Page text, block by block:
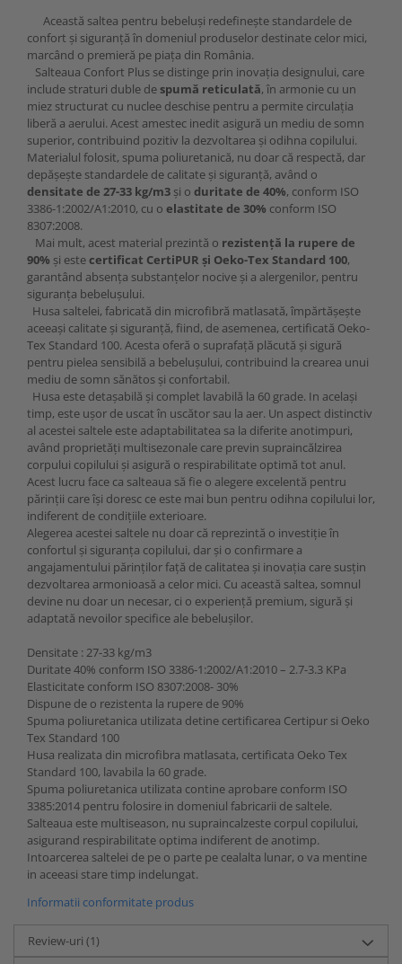
Această saltea pentru bebeluși redefinește standardele de
confort și siguranță în domeniul produselor destinate celor mici,
marcând o premieră pe piața din România.
Salteaua Confort Plus se distinge prin inovația designului, care
include straturi duble despumă reticulată, în armonie cu un
miez structurat cu nuclee deschise pentru a permite circulația
liberă a aerului. Acest amestec inedit asigură un mediu de somn
superior, contribuind pozitiv la dezvoltarea și odihna copilului.
Materialul folosit, spuma poliuretanică, nu doar că respectă, dar
depășește standardele de calitate și siguranță, având o
densitate de 27-33 kg/m3 și o duritate de 40%, conform ISO
3386-1:2002/A1:2010, cu o elastitate de 30% conform ISO
8307:2008.
Mai mult, acest material prezintă o rezistență la rupere de
90% și estecertificat CertiPUR și Oeko-Tex Standard 100,
garantând absența substanțelor nocive și a alergenilor, pentru
siguranța bebelușului.
Husa saltelei, fabricată din microfibră matlasată, împărtășește
aceeași calitate și siguranță, fiind, de asemenea, certificată Oeko-
Tex Standard 100. Acesta oferă o suprafață plăcută și sigură
pentru pielea sensibilă a bebelușului, contribuind la crearea unui
mediu de somn sănătos și confortabil.
Husa este detașabilă și complet lavabilă la 60 grade. In același
timp, este ușor de uscat în uscător sau la aer. Un aspect distinctiv
al acestei saltele este adaptabilitatea sa la diferite anotimpuri,
având proprietăți multisezonale care previn supraincălzirea
corpului copilului și asigură o respirabilitate optimă tot anul.
Acest lucru face ca salteaua să fie o alegere excelentă pentru
părinții care își doresc ce este mai bun pentru odihna copilului lor,
indiferent de condițiile exterioare.
Alegerea acestei saltele nu doar că reprezintă o investiție în
confortul și siguranța copilului, dar și o confirmare a
angajamentului părinților față de calitatea și inovația care susțin
dezvoltarea armonioasă a celor mici. Cu această saltea, somnul
devine nu doar un necesar, ci o experiență premium, sigură și
adaptată nevoilor specifice ale bebelușilor.
Densitate : 27-33 kg/m3
Duritate 40% conform ISO 3386-1:2002/A1:2010 – 2.7-3.3 KPa
Elasticitate conform ISO 8307:2008- 30%
Dispune de o rezistenta la rupere de 90%
Spuma poliuretanica utilizata detine certificarea Certipur si Oeko
Tex Standard 100
Husa realizata din microfibra matlasata, certificata Oeko Tex
Standard 100, lavabila la 60 grade.
Spuma poliuretanica utilizata contine aprobare conform ISO
3385:2014 pentru folosire in domeniul fabricarii de saltele.
Salteaua este multiseason, nu supraincalzeste corpul copilului,
asigurand respirabilitate optima indiferent de anotimp.
Intoarcerea saltelei de pe o parte pe cealalta lunar, o va mentine
in aceeasi stare timp indelungat.
Informatii conformitate produs
Review-uri (1)